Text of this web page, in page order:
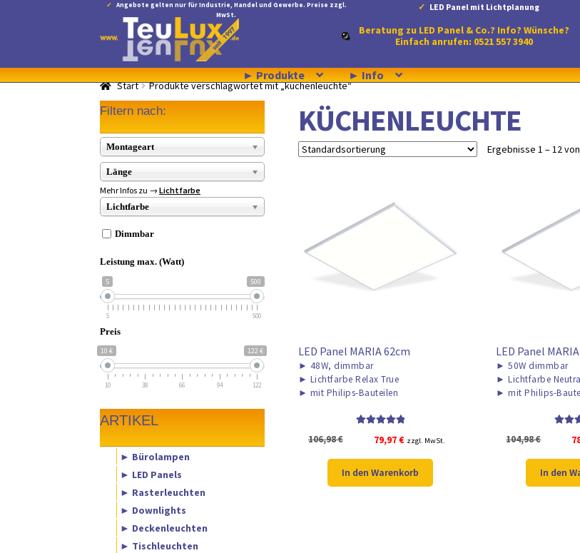
Angebote gelten nur für Industrie, Handel und Gewerbe. Preise zzgl.
MwSt.
LED Panel mit Lichtplanung
Navigation
springen
Inhalt
springen
Beratung zu LED Panel & Co.? Info? Wünsche?
Einfach anrufen: 0521 557 3940
► Produkte ► Info
Start Produkte verschlagwortet mit „küchenleuchte“
KÜCHENLEUCHTE
Ergebnisse 1 – 12
LED Panel MARIA 62cm
► 48W, dimmbar
► Lichtfarbe Relax True
► mit Philips-Bauteilen
5.00von 5
106,98€
Ursprünglicher
war:
106,98 €
79,97€Aktueller
ist:
79,97 €.
zzgl. MwSt.
In den Warenkorb
LED Panel
► 50W dimmbar
► Lichtfarbe
► mit Philips-
5.00
104,98€
In den
Filtern nach:
Montageart
Länge
Mehr Infos zu →Lichtfarbe
Lichtfarbe
Dimmbar
Leistung max. (Watt)
5 500
5 500
Preis
10 € 122 €
10 38 66 94 122
ARTIKEL
► Bürolampen
► LED Panels
► Rasterleuchten
► Downlights
► Deckenleuchten
► Tischleuchten